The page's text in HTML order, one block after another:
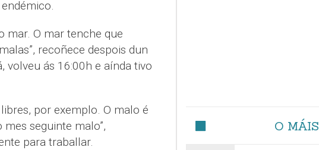
mar. O mar tenche que
recoñece despois dun
volveu ás 16:00h e aínda tivo
por exemplo. O malo é
seguinte malo”,
para traballar.
O MÁIS